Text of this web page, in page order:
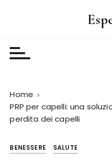
Home
PRP per capelli: una
perdita dei capelli
BENESSERE SALUTE